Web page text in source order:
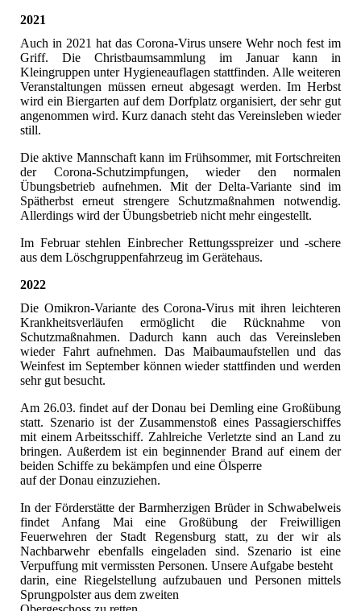
2021
Auch in 2021 hat das Corona-Virus unsere Wehr noch fest im
Griff. Die Christbaumsammlung im Januar kann in
Kleingruppen unter Hygieneauflagen stattfinden. Alle weiteren
Veranstaltungen müssen erneut abgesagt werden. Im Herbst
wird ein Biergarten auf dem Dorfplatz organisiert, der sehr gut
angenommen wird. Kurz danach steht das Vereinsleben wieder
still.
Die aktive Mannschaft kann im Frühsommer, mit Fortschreiten
der Corona-Schutzimpfungen, wieder den normalen
Übungsbetrieb aufnehmen. Mit der Delta-Variante sind im
Spätherbst erneut strengere Schutzmaßnahmen notwendig.
Allerdings wird der Übungsbetrieb nicht mehr eingestellt.
Im Februar stehlen Einbrecher Rettungsspreizer und -schere
aus dem Löschgruppenfahrzeug im Gerätehaus.
2022
Die Omikron-Variante des Corona-Virus mit ihren leichteren
Krankheitsverläufen ermöglicht die Rücknahme von
Schutzmaßnahmen. Dadurch kann auch das Vereinsleben
wieder Fahrt aufnehmen. Das Maibaumaufstellen und das
Weinfest im September können wieder stattfinden und werden
sehr gut besucht.
Am 26.03. findet auf der Donau bei Demling eine Großübung
statt. Szenario ist der Zusammenstoß eines Passagierschiffes
mit einem Arbeitsschiff. Zahlreiche Verletzte sind an Land zu
bringen. Außerdem ist ein beginnender Brand auf einem der
beiden Schiffe zu bekämpfen und eine Ölsperre
auf der Donau einzuziehen.
In der Förderstätte der Barmherzigen Brüder in Schwabelweis
findet Anfang Mai eine Großübung der Freiwilligen
Feuerwehren der Stadt Regensburg statt, zu der wir als
Nachbarwehr ebenfalls eingeladen sind. Szenario ist eine
Verpuffung mit vermissten Personen. Unsere Aufgabe besteht
darin, eine Riegelstellung aufzubauen und Personen mittels
Sprungpolster aus dem zweiten